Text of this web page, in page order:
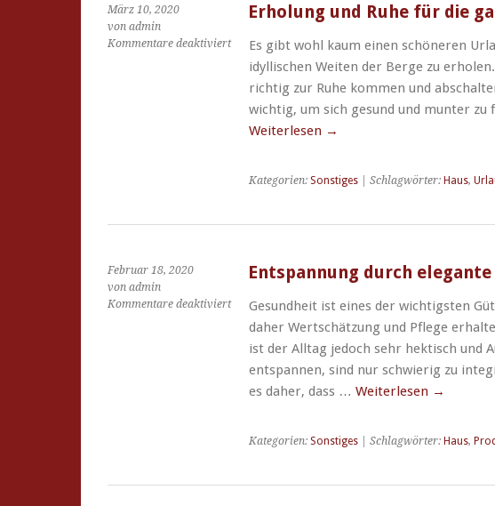
März 10, 2020
von admin
Kommentare deaktiviertfür
Erholung
Ruhe
Erholung und Ruhe für die
Es gibt wohl kaum einen schöneren
idyllischen Weiten der Berge zu
richtig zur Ruhe kommen und
wichtig, um sich gesund und munter
Weiterlesen →
Kategorien: Sonstiges| Schlagwörter: Haus,
Februar 18, 2020
von admin
Kommentare deaktiviertfür
Entspannung
elegante
Einrichtung
finden
Entspannung durch
Gesundheit ist eines der wichtigsten
daher Wertschätzung und Pflege
ist der Alltag jedoch sehr hektisch und
entspannen, sind nur schwierig zu
es daher, dass … Weiterlesen →
Kategorien: Sonstiges| Schlagwörter: Haus,